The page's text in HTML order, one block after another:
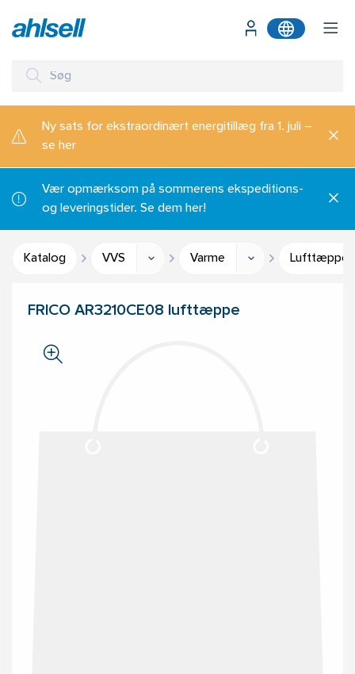
Ny sats for ekstraordinært energitillæg fra 1. juli –
se her
Vær opmærksom på sommerens ekspeditions-
og leveringstider. Se dem her!
Katalog VVS Varme Lufttæpper
FRICO AR3210CE08 lufttæppe